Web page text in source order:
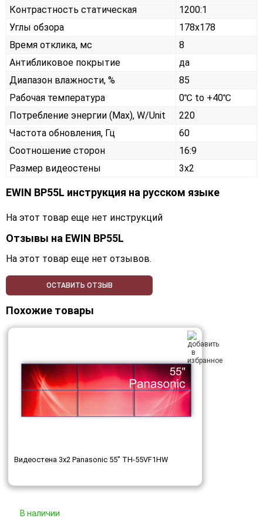
Контрастность статическая
1200:1
Углы обзора
178x178
Время отклика, мс
8
Антибликовое покрытие
да
Диапазон влажности, %
85
Рабочая температура
0℃ to +40℃
Потребление энергии (Max), W/Unit
220
Частота обновления, Гц
60
Соотношение сторон
16:9
Размер видеостены
3x2
EWIN BP55L инструкция на русском языке
На этот товар еще нет инструкций
Отзывы на EWIN BP55L
На этот товар еще нет отзывов.
ОСТАВИТЬ ОТЗЫВ
Похожие товары
Видеостена 3x2 Panasonic 55" TH-55VF1HW
В наличии